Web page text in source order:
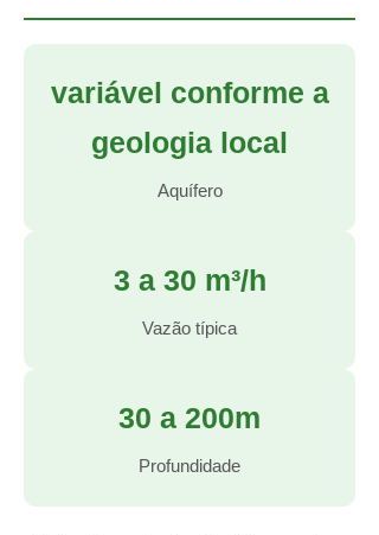
variável conforme a
geologia local
Aquífero
3 a 30 m³/h
Vazão típica
30 a 200m
Profundidade